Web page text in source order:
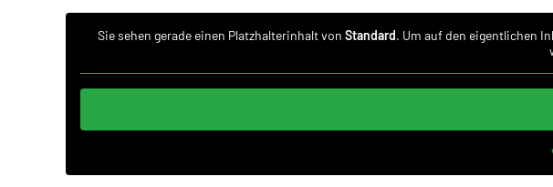
Sie sehen gerade einen Platzhalterinhalt von Standard. Um auf den eigentlichen